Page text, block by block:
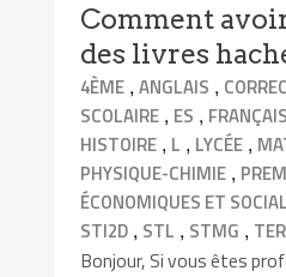
Comment
des livres
4ÈME ,ANGLAIS ,
SCOLAIRE , ES , FRANÇAIS
HISTOIRE , L , LYCÉE ,
PHYSIQUE-CHIMIE ,
ÉCONOMIQUES ET
STI2D , STL , STMG ,
Bonjour, Si vous êtes